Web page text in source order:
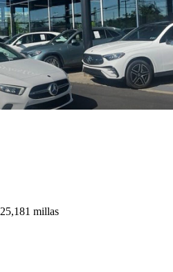
25,181 millas